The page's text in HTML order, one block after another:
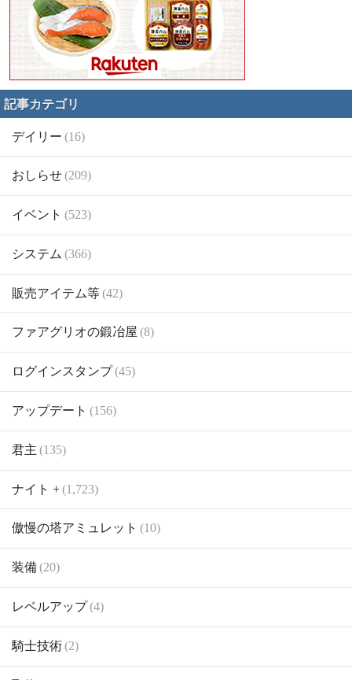
記事カテゴリ
デイリー (16)
おしらせ(209)
イベント (523)
システム (366)
販売アイテム等(42)
ファアグリオの鍛冶屋 (8)
ログインスタンプ(45)
アップデート (156)
君主 (135)
ナイト +(1,723)
傲慢の塔アミュレット (10)
装備(20)
レベルアップ(4)
騎士技術(2)